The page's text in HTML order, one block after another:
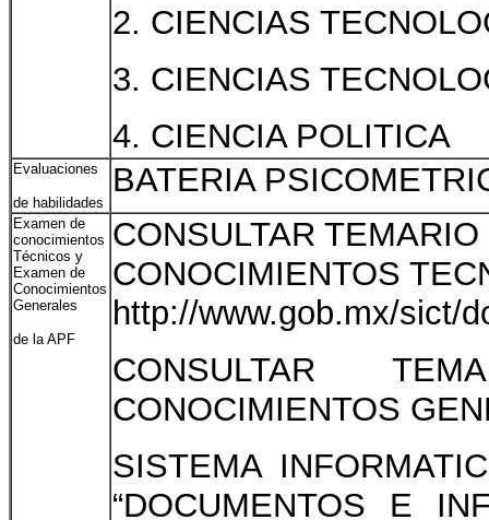
2. CIENCIAS
3. CIENCIAS
4. CIENCIA POLITICA
Evaluaciones
de habilidades
BATERIA
Examen de
conocimientos
Técnicos y
Examen de
Conocimientos
Generales
de la APF
CONSULTAR
CONOCIMIENTOS
http://www.gob.mx/sict/
CONSULTAR
CONOCIMIENTOS
SISTEMA
“DOCUMENTOS E